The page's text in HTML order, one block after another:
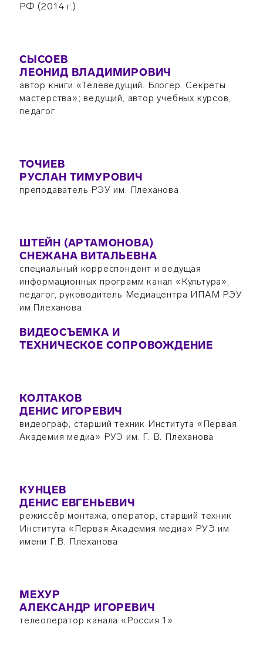
РФ (2014 г.)
СЫСОЕВ
ЛЕОНИД ВЛАДИМИРОВИЧ
автор книги «Телеведущий. Блогер. Секреты
мастерства»; ведущий, автор учебных курсов,
педагог
ТОЧИЕВ
РУСЛАН ТИМУРОВИЧ
преподаватель РЭУ им. Плеханова
ШТЕЙН (АРТАМОНОВА)
СНЕЖАНА ВИТАЛЬЕВНА
специальный корреспондент и ведущая
информационных программ канал «Культура»,
педагог, руководитель Медиацентра ИПАМ РЭУ
им.Плеханова
ВИДЕОСЪЕМКА И
ТЕХНИЧЕСКОЕ СОПРОВОЖДЕНИЕ
КОЛТАКОВ
ДЕНИС ИГОРЕВИЧ
видеограф, старший техник Института «Первая
Академия медиа» РУЭ им. Г. В. Плеханова
КУНЦЕВ
ДЕНИС ЕВГЕНЬЕВИЧ
режиссёр монтажа, оператор, старший техник
Института «Первая Академия медиа» РУЭ им
имени Г.В. Плеханова
МЕХУР
АЛЕКСАНДР ИГОРЕВИЧ
телеоператор канала «Россия 1»